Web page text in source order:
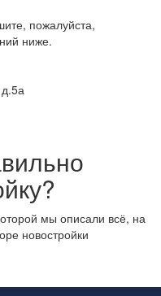
пожалуйста,
ниже.
мы описали всё, на
новостройки